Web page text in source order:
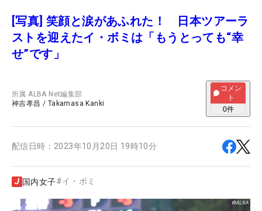
[写真] 笑顔と涙があふれた！ 日本ツアーラ
ストを迎えたイ・ボミは「もうとっても“幸
せ”です」
所属ALBA Net編集部
神吉孝昌 / Takamasa Kanki
コメン
ト
0件
配信日時： 2023年10月20日 19時10分
国内女子#イ・ボミ